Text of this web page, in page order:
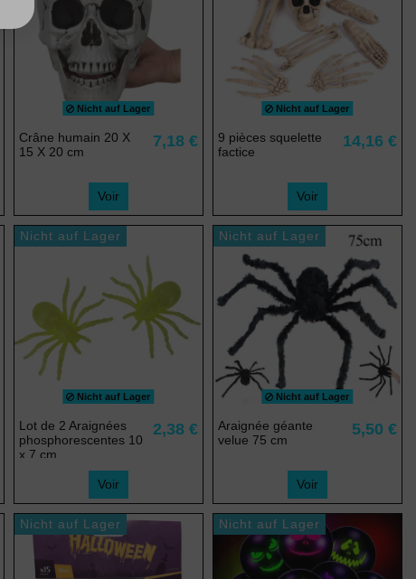
Nicht auf Lager
Crâne humain 20 X
15 X 20 cm
7,18 €
Voir
Nicht auf Lager
9 pièces squelette
factice
14,16 €
Voir
Nicht auf Lager
Nicht auf Lager
Lot de 2 Araignées
phosphorescentes 10
x 7 cm
2,38 €
Voir
Nicht auf Lager
Nicht auf Lager
Araignée géante
velue 75 cm
5,50 €
Voir
Nicht auf Lager Nicht auf Lager